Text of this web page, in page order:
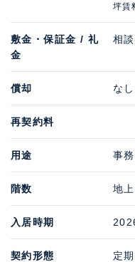
坪賃
敷金・保証金 / 礼
金
相
償却 なし
再契約料
用途 事
階数 地
入居時期
契約形態 定